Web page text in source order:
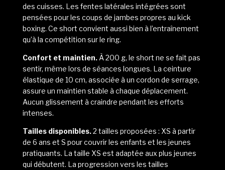
des cuisses. Les fentes latérales intégrées sont
pensées pour les coups de jambes propres au kick
boxing. Ce short convient aussi bien à l’entraînement
qu’à la compétition sur le ring.
Confort et maintien.À 200 g, le short ne se fait pas
sentir, même lors de séances longues. La ceinture
élastique de 10 cm, associée à un cordon de serrage,
assure un maintien stable à chaque déplacement.
Aucun glissement à craindre pendant les efforts
intenses.
Tailles disponibles.2 tailles proposées : XS à partir
de 6 ans et S pour couvrir les enfants et les jeunes
pratiquants. La taille XS est adaptée aux plus jeunes
qui débutent. La progression vers les tailles